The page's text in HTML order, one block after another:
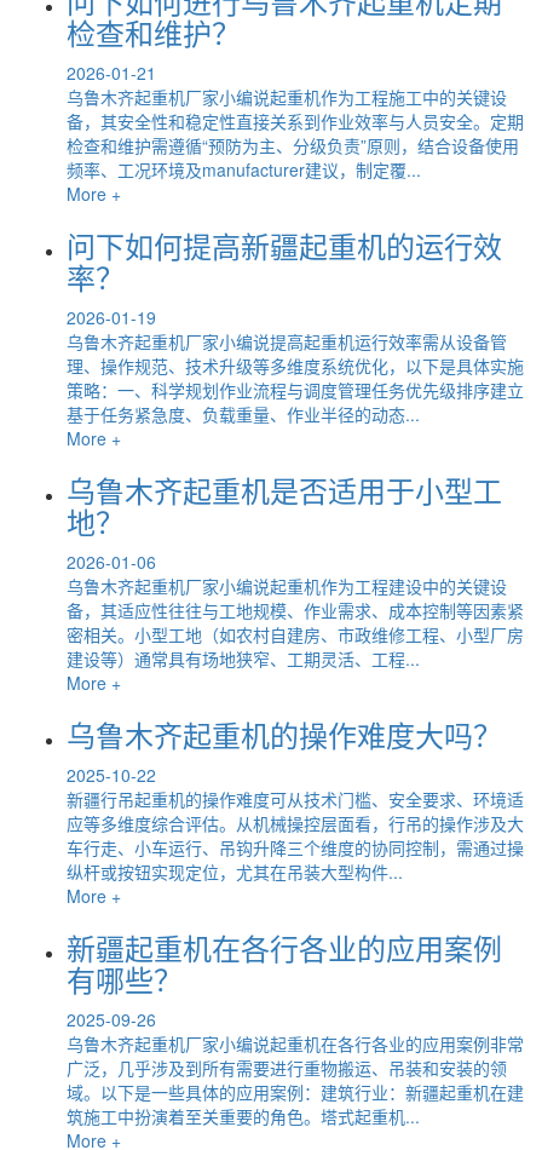
检查和维护？
2026-01-21
乌鲁木齐起重机厂家小编说起重机作为工程施工中的关键设
备，其安全性和稳定性直接关系到作业效率与人员安全。定期
检查和维护需遵循“预防为主、分级负责”原则，结合设备使用
频率、工况环境及manufacturer建议，制定覆...
More +
问下如何提高新疆起重机的运行效
率？
2026-01-19
乌鲁木齐起重机厂家小编说提高起重机运行效率需从设备管
理、操作规范、技术升级等多维度系统优化，以下是具体实施
策略：一、科学规划作业流程与调度管理任务优先级排序建立
基于任务紧急度、负载重量、作业半径的动态...
More +
乌鲁木齐起重机是否适用于小型工
地？
2026-01-06
乌鲁木齐起重机厂家小编说起重机作为工程建设中的关键设
备，其适应性往往与工地规模、作业需求、成本控制等因素紧
密相关。小型工地（如农村自建房、市政维修工程、小型厂房
建设等）通常具有场地狭窄、工期灵活、工程...
More +
乌鲁木齐起重机的操作难度大吗？
2025-10-22
新疆行吊起重机的操作难度可从技术门槛、安全要求、环境适
应等多维度综合评估。从机械操控层面看，行吊的操作涉及大
车行走、小车运行、吊钩升降三个维度的协同控制，需通过操
纵杆或按钮实现定位，尤其在吊装大型构件...
More +
新疆起重机在各行各业的应用案例
有哪些？
2025-09-26
乌鲁木齐起重机厂家小编说起重机在各行各业的应用案例非常
广泛，几乎涉及到所有需要进行重物搬运、吊装和安装的领
域。以下是一些具体的应用案例：建筑行业：新疆起重机在建
筑施工中扮演着至关重要的角色。塔式起重机...
More +